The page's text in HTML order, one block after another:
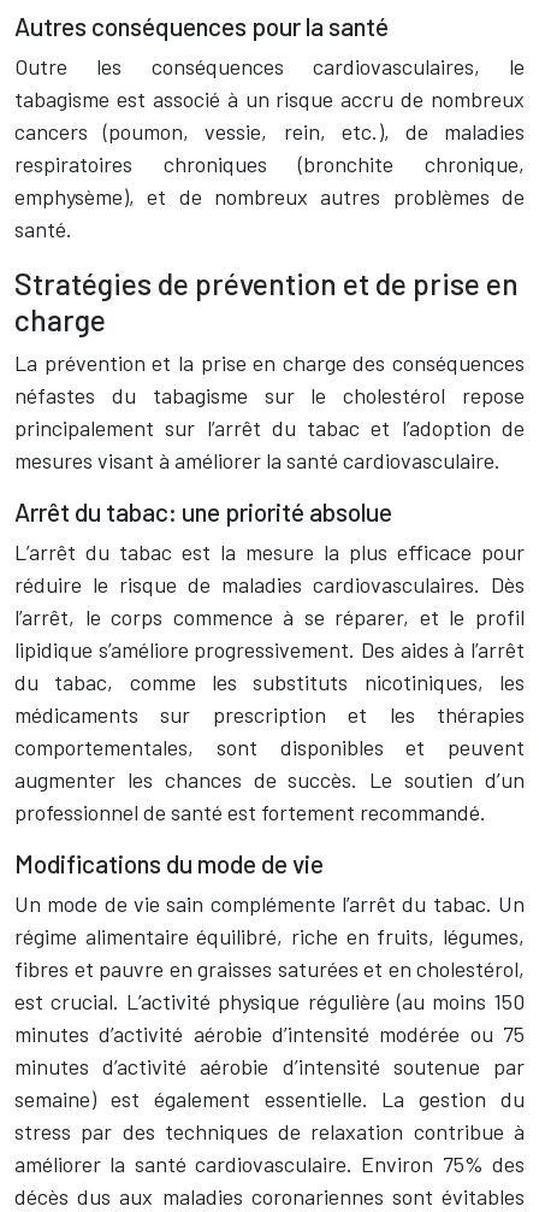
Autres conséquences pour la santé
Outre les conséquences cardiovasculaires, le
tabagisme est associé à un risque accru de nombreux
cancers (poumon, vessie, rein, etc.), de maladies
respiratoires chroniques (bronchite chronique,
emphysème), et de nombreux autres problèmes de
santé.
Stratégies de prévention et de prise en
charge
La prévention et la prise en charge des conséquences
néfastes du tabagisme sur le cholestérol repose
principalement sur l’arrêt du tabac et l’adoption de
mesures visant à améliorer la santé cardiovasculaire.
Arrêt du tabac: une priorité absolue
L’arrêt du tabac est la mesure la plus efficace pour
réduire le risque de maladies cardiovasculaires. Dès
l’arrêt, le corps commence à se réparer, et le profil
lipidique s’améliore progressivement. Des aides à l’arrêt
du tabac, comme les substituts nicotiniques, les
médicaments sur prescription et les thérapies
comportementales, sont disponibles et peuvent
augmenter les chances de succès. Le soutien d’un
professionnel de santé est fortement recommandé.
Modifications du mode de vie
Un mode de vie sain complémente l’arrêt du tabac. Un
régime alimentaire équilibré, riche en fruits, légumes,
fibres et pauvre en graisses saturées et en cholestérol,
est crucial. L’activité physique régulière (au moins 150
minutes d’activité aérobie d’intensité modérée ou 75
minutes d’activité aérobie d’intensité soutenue par
semaine) est également essentielle. La gestion du
stress par des techniques de relaxation contribue à
améliorer la santé cardiovasculaire. Environ 75% des
décès dus aux maladies coronariennes sont évitables